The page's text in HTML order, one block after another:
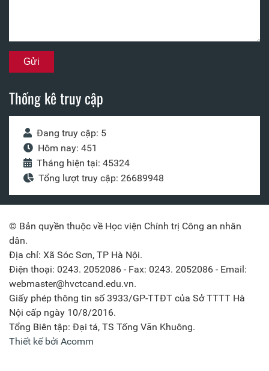
Thống kê truy cập
Đang truy cập: 5
Hôm nay: 451
Tháng hiện tại: 45324
Tổng lượt truy cập: 26689948
© Bản quyền thuộc về Học viện Chính trị Công an nhân
dân.
Địa chỉ: Xã Sóc Sơn, TP Hà Nội.
Điện thoại: 0243. 2052086 - Fax: 0243. 2052086 - Email:
webmaster@hvctcand.edu.vn.
Giấy phép thông tin số 3933/GP-TTĐT của Sở TTTT Hà
Nội cấp ngày 10/8/2016.
Tổng Biên tập: Đại tá, TS Tống Văn Khuông.
Thiết kế bởi Acomm